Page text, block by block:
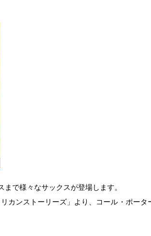
で様々なサックスが登場します。
カンストーリーズ」より、コール・ポータ